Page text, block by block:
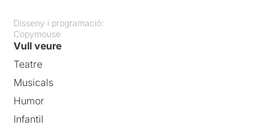
Disseny i programació:
Copymouse
Vull veure
Teatre
Musicals
Humor
Infantil